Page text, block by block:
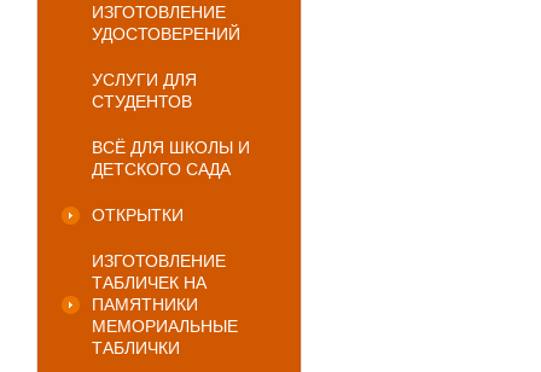
ИЗГОТОВЛЕНИЕ
УДОСТОВЕРЕНИЙ
УСЛУГИ ДЛЯ
СТУДЕНТОВ
ВСЁ ДЛЯ ШКОЛЫ И
ДЕТСКОГО САДА
ОТКРЫТКИ
ИЗГОТОВЛЕНИЕ
ТАБЛИЧЕК НА
ПАМЯТНИКИ
МЕМОРИАЛЬНЫЕ
ТАБЛИЧКИ